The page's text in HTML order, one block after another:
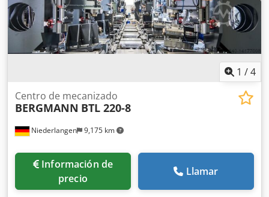
1 /4
Niederlangen 9,175 km
Centro de mecanizado
BERGMANN BTL 220-8
Información de
precio
Llamar